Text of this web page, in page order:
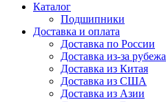
Каталог
Подшипники
Доставка и оплата
Доставка по России
Доставка из-за рубежа
Доставка из Китая
Доставка из США
Доставка из Азии